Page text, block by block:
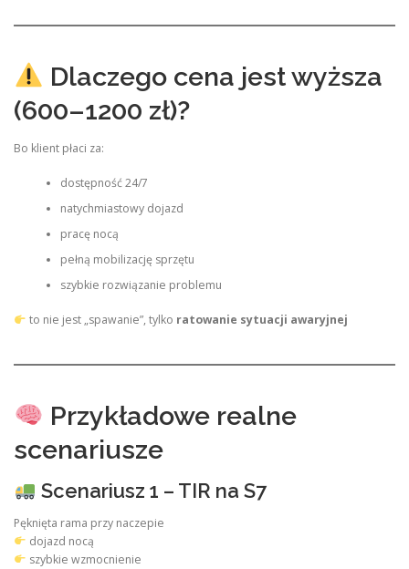
Dlaczego cena jest wyższa
(600–1200 zł)?
Bo klient płaci za:
dostępność 24/7
natychmiastowy dojazd
pracę nocą
pełną mobilizację sprzętu
szybkie rozwiązanie problemu
to nie jest „spawanie”, tylko ratowanie sytuacji awaryjnej
Przykładowe realne
scenariusze
Scenariusz 1 – TIR na S7
Pęknięta rama przy naczepie
dojazd nocą
szybkie wzmocnienie